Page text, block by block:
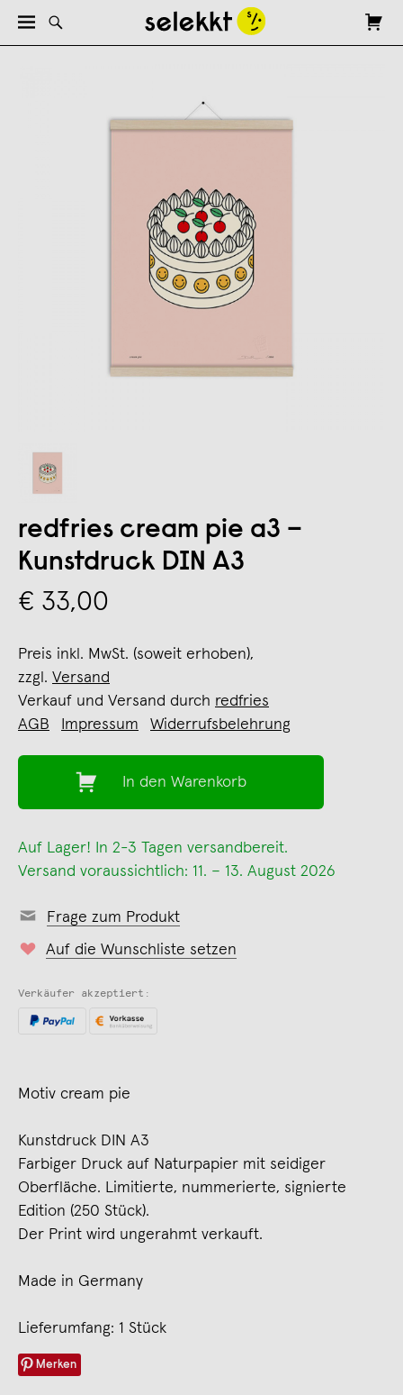
redfries cream pie a3 –
Kunstdruck DIN A3
€ 33,00
Preis inkl. MwSt. (soweit erhoben),
zzgl. Versand
Verkauf und Versand durch redfries
AGB
Impressum Widerrufsbelehrung
In den Warenkorb
Auf Lager! In 2-3 Tagen versandbereit.
Versand voraussichtlich: 11. – 13. August 2026
Frage zum Produkt
Auf die Wunschliste setzen
Verkäufer akzeptiert:
Motiv cream pie
Kunstdruck DIN A3
Farbiger Druck auf Naturpapier mit seidiger
Oberfläche. Limitierte, nummerierte, signierte
Edition (250 Stück).
Der Print wird ungerahmt verkauft.
Made in Germany
Lieferumfang: 1 Stück
Merken